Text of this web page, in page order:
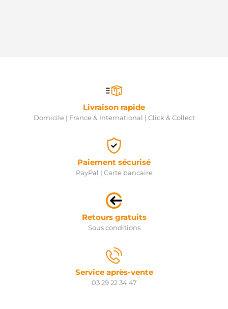
Livraison rapide
Domicile | France & International | Click & Collect
Paiement sécurisé
PayPal | Carte bancaire
Retours gratuits
Sous conditions
Service après-vente
03 29 22 34 47